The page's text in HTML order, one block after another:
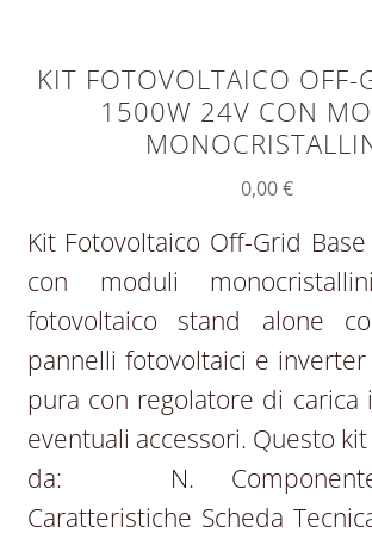
KIT FOTOVOLTAICO OFF-
1500W 24V CON
0,00€
Kit Fotovoltaico Off-Grid
con moduli
fotovoltaico stand alone
pannelli fotovoltaici e
pura con regolatore di carica
eventuali accessori. Questo
da: N. Componente
Caratteristiche Scheda